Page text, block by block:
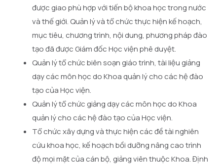
được giao phù hợp với tiến bộ khoa học trong nước
và thế giới. Quản lý và tổ chức thực hiện kế hoạch,
mục tiêu, chương trình, nội dung, phương pháp đào
tạo đã được Giám đốc Học viện phê duyệt.
Quản lý tổ chức biên soạn giáo trình, tài liệu giảng
dạy các môn học do Khoa quản lý cho các hệ đào
tạo của Học viện.
Quản lý tổ chức giảng dạy các môn học do Khoa
quản lý cho các hệ đào tạo của Học viện.
Tổ chức xây dựng và thực hiện các đề tài nghiên
cứu khoa học, kế hoạch bồi dưỡng nâng cao trình
độ mọi mặt của cán bộ, giảng viên thuộc Khoa. Định